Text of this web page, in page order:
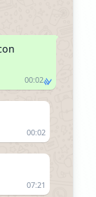
00:02
00:02
07:21